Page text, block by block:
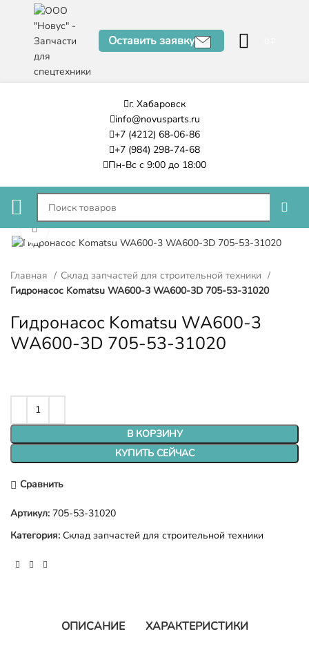
Оставить заявку
г. Хабаровск
info@novusparts.ru
+7 (4212) 68-06-86
+7 (984) 298-74-68
Пн-Вс с 9:00 до 18:00
Нажмите, чтобы увеличить
Главная
Склад запчастей для строительной техники
Гидронасос Komatsu WA600-3 WA600-3D 705-53-31020
Гидронасос Komatsu WA600-3
WA600-3D 705-53-31020
В КОРЗИНУ
КУПИТЬ СЕЙЧАС
Сравнить
Артикул: 705-53-31020
Категория: Склад запчастей для строительной техники
ОПИСАНИЕ ХАРАКТЕРИСТИКИ